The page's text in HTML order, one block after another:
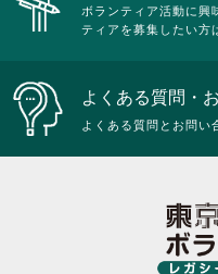
ボランティア活動に興
ティアを募集したい方
よくある質問・
よくある質問とお問い